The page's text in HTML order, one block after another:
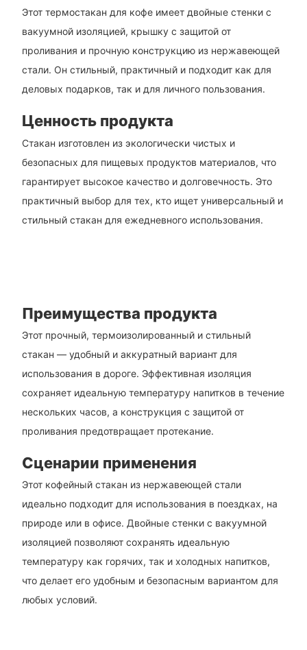
Этот термостакан для кофе имеет двойные стенки с
вакуумной изоляцией, крышку с защитой от
проливания и прочную конструкцию из нержавеющей
стали. Он стильный, практичный и подходит как для
деловых подарков, так и для личного пользования.
Ценность продукта
Стакан изготовлен из экологически чистых и
безопасных для пищевых продуктов материалов, что
гарантирует высокое качество и долговечность. Это
практичный выбор для тех, кто ищет универсальный и
стильный стакан для ежедневного использования.
Преимущества продукта
Этот прочный, термоизолированный и стильный
стакан — удобный и аккуратный вариант для
использования в дороге. Эффективная изоляция
сохраняет идеальную температуру напитков в течение
нескольких часов, а конструкция с защитой от
проливания предотвращает протекание.
Сценарии применения
Этот кофейный стакан из нержавеющей стали
идеально подходит для использования в поездках, на
природе или в офисе. Двойные стенки с вакуумной
изоляцией позволяют сохранять идеальную
температуру как горячих, так и холодных напитков,
что делает его удобным и безопасным вариантом для
любых условий.